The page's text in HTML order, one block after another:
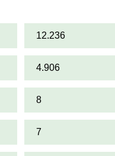
12.236
4.906
8
7